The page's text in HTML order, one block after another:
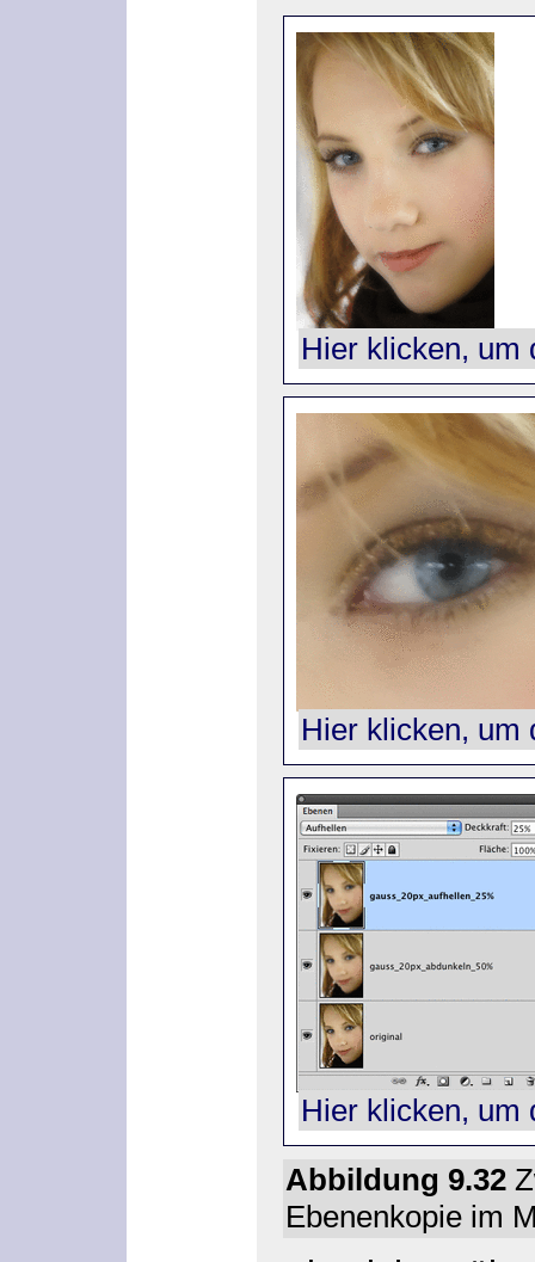
Hier klicken, um
Hier klicken, um
Hier klicken, um
Abbildung 9.32
Ebenenkopie im